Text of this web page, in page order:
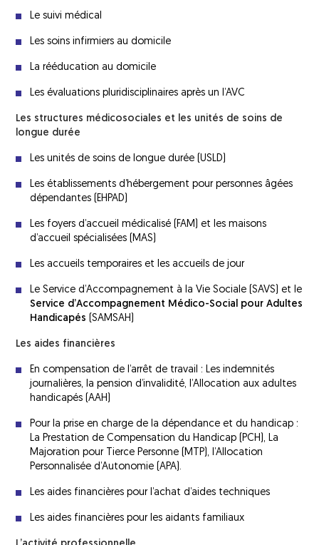
La télémédecine
Les conséquences de l’AVC
Les séquelles
Les risques de récidive
L’après AVC
Généralités
Services de soins de suite et de
réadaptation (SSR)
de l’AVC
Structures de soins de longue durée
Les aides financières
La reprise du travail et les aides à
l’insertion professionnelle
La reprise de la conduite automobile
Atelier « Céramique »
Atelier « Chant & Bien-Etre »
Atelier « Dessin & Illustration »
Adaptée »
Journée pour les enfants victimes d’AVC
et leurs parents
Actions de prévention
France AVC IDF et l’ARS IDF
Interventions auprès des collectivités
Concerts France AVC
Actions avec les pharmaciens
Le suivi médical
Les soins infirmiers au domicile
La rééducation au domicile
Les évaluations pluridisciplinaires après un l’AVC
Les structures médicosociales et les unités de soins de
longue durée
Les unités de soins de longue durée (USLD)
Les établissements d’hébergement pour personnes âgées
dépendantes (EHPAD)
Les foyers d’accueil médicalisé (FAM) et les maisons
d’accueil spécialisées (MAS)
Les accueils temporaires et les accueils de jour
Le Service d’Accompagnement à la Vie Sociale (SAVS) et le
Service d’Accompagnement Médico-Social pour Adultes
Handicapés (SAMSAH)
Les aides financières
En compensation de l’arrêt de travail : Les indemnités
journalières, la pension d’invalidité, l’Allocation aux adultes
handicapés (AAH)
Pour la prise en charge de la dépendance et du handicap :
La Prestation de Compensation du Handicap (PCH), La
Majoration pour Tierce Personne (MTP), l’Allocation
Personnalisée d’Autonomie (APA).
Les aides financières pour l’achat d’aides techniques
Les aides financières pour les aidants familiaux